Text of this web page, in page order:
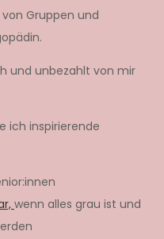
Gruppen und
und unbezahlt von mir
ich inspirierende
wenn alles grau ist und